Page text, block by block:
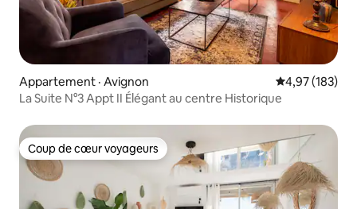
Appartement · Avignon Note
4,97 (183)
La Suite N°3 Appt II Élégant au centre Historique
Coup de cœur voyageurs
Coup de cœur voyageurs